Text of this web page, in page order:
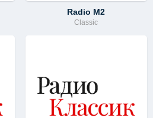
Radio M2
Classic